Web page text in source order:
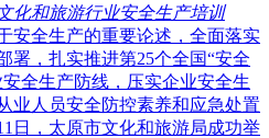
化和旅游行业安全生产培训
安全生产的重要论述，全面落实
署，扎实推进第25个全国“安全
全生产防线，压实企业安全生
业人员安全防控素养和应急处置
日，太原市文化和旅游局成功举